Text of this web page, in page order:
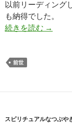
以前リーディング
も納得でした。
続きを読む たぶん
→
前世
スピリチュアルなつぶや